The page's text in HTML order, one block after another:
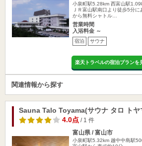
小泉町駅5.28km 西富山駅
ＪＲ富山駅南口より徒歩5分
から無料シャトル…
営業時間
入浴料金 ～
宿泊 サウナ
楽天トラベルの宿泊プランを
関連情報から探す
Sauna Talo Toyama(サウナ タロ トヤ
4.0点/ 1 件
富山県 / 富山市
小泉町駅5.32km 越中中島駅